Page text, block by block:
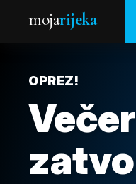
mojarijeka
OPREZ!